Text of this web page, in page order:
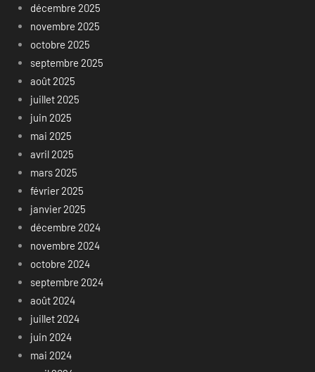
décembre 2025
novembre 2025
octobre 2025
septembre 2025
août 2025
juillet 2025
juin 2025
mai 2025
avril 2025
mars 2025
février 2025
janvier 2025
décembre 2024
novembre 2024
octobre 2024
septembre 2024
août 2024
juillet 2024
juin 2024
mai 2024